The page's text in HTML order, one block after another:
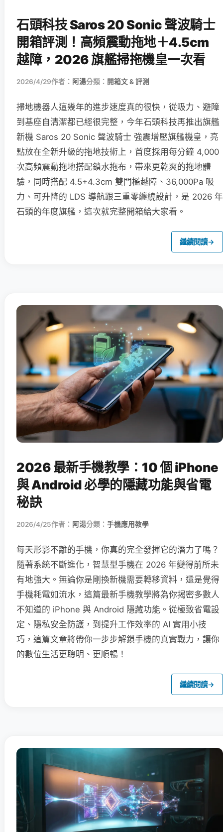
石頭科技 Saros 20 Sonic 聲波騎士
開箱評測！高頻震動拖地＋4.5cm
越障，2026 旗艦掃拖機皇一次看
2026/4/29作者： 阿湯分類： 開箱文 & 評測
掃地機器人這幾年的進步速度真的很快，從吸力、避障
到基座自清潔都已經很完整，今年石頭科技再推出旗艦
新機 Saros 20 Sonic 聲波騎士 強震增壓旗艦機皇，亮
點放在全新升級的拖地技術上，首度採用每分鐘 4,000
次高頻震動拖地搭配鎖水拖布，帶來更乾爽的拖地體
驗，同時搭配 4.5+4.3cm 雙門檻越障、36,000Pa 吸
力、可升降的 LDS 導航跟三重零纏繞設計，是 2026 年
石頭的年度旗艦，這次就完整開箱給大家看。
繼續閱讀→
2026 最新手機教學：10 個 iPhone
與 Android 必學的隱藏功能與省電
秘訣
2026/4/25作者： 阿湯分類： 手機應用教學
每天形影不離的手機，你真的完全發揮它的潛力了嗎？
隨著系統不斷進化，智慧型手機在 2026 年變得前所未
有地強大。無論你是剛換新機需要轉移資料，還是覺得
手機耗電如流水，這篇最新手機教學將為你揭密多數人
不知道的 iPhone 與 Android 隱藏功能。從極致省電設
定、隱私安全防護，到提升工作效率的 AI 實用小技
巧，這篇文章將帶你一步步解鎖手機的真實戰力，讓你
的數位生活更聰明、更順暢！
繼續閱讀→